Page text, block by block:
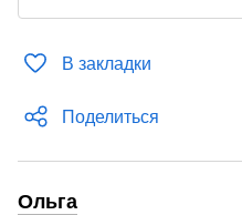
В закладки
Поделиться
Ольга